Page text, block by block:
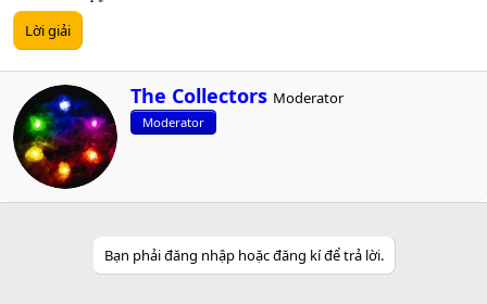
Lời giải
W
r
i
n
The Collectors Moderator
Moderator
Bạn phải đăng nhập hoặc đăng kí để trả lời.